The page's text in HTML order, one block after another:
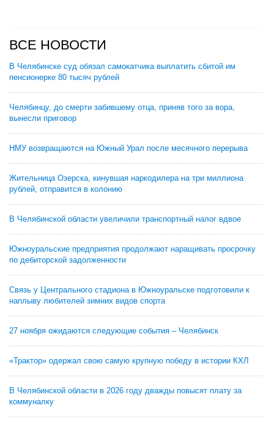
ВСЕ НОВОСТИ
В Челябинске суд обязал самокатчика выплатить сбитой им
пенсионерке 80 тысяч рублей
Челябинцу, до смерти забившему отца, приняв того за вора,
вынесли приговор
НМУ возвращаются на Южный Урал после месячного перерыва
Жительница Озерска, кинувшая наркодилера на три миллиона
рублей, отправится в колонию
В Челябинской области увеличили транспортный налог вдвое
Южноуральские предприятия продолжают наращивать просрочку
по дебиторской задолженности
Связь у Центрального стадиона в Южноуральске подготовили к
наплыву любителей зимних видов спорта
27 ноября ожидаются следующие события – Челябинск
«Трактор» одержал свою самую крупную победу в истории КХЛ
В Челябинской области в 2026 году дважды повысят плату за
коммуналку